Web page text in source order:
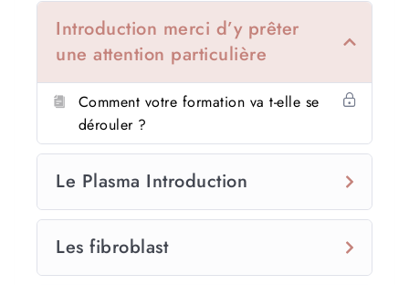
Introduction merci d’y prêter
une attention particulière
Comment votre formation va t-elle se
dérouler ?
Le Plasma Introduction
Les fibroblast